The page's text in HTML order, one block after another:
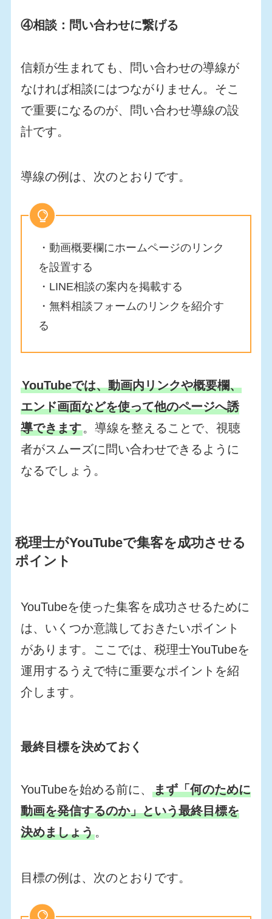
④相談：問い合わせに繋げる
信頼が生まれても、問い合わせの導線が
なければ相談にはつながりません。そこ
で重要になるのが、問い合わせ導線の設
計です。
導線の例は、次のとおりです。
・動画概要欄にホームページのリンク
を設置する
・LINE相談の案内を掲載する
・無料相談フォームのリンクを紹介す
る
YouTubeでは、動画内リンクや概要欄、
エンド画面などを使って他のページへ誘
導できます。導線を整えることで、視聴
者がスムーズに問い合わせできるように
なるでしょう。
税理士がYouTubeで集客を成功させる
ポイント
YouTubeを使った集客を成功させるために
は、いくつか意識しておきたいポイント
があります。ここでは、税理士YouTubeを
運用するうえで特に重要なポイントを紹
介します。
最終目標を決めておく
YouTubeを始める前に、まず「何のために
動画を発信するのか」という最終目標を
決めましょう。
目標の例は、次のとおりです。